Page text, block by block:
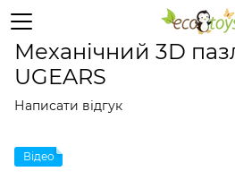
Дерев'яні конструктори
Механічний 3D
UGEARS
Написати відгук
Відео